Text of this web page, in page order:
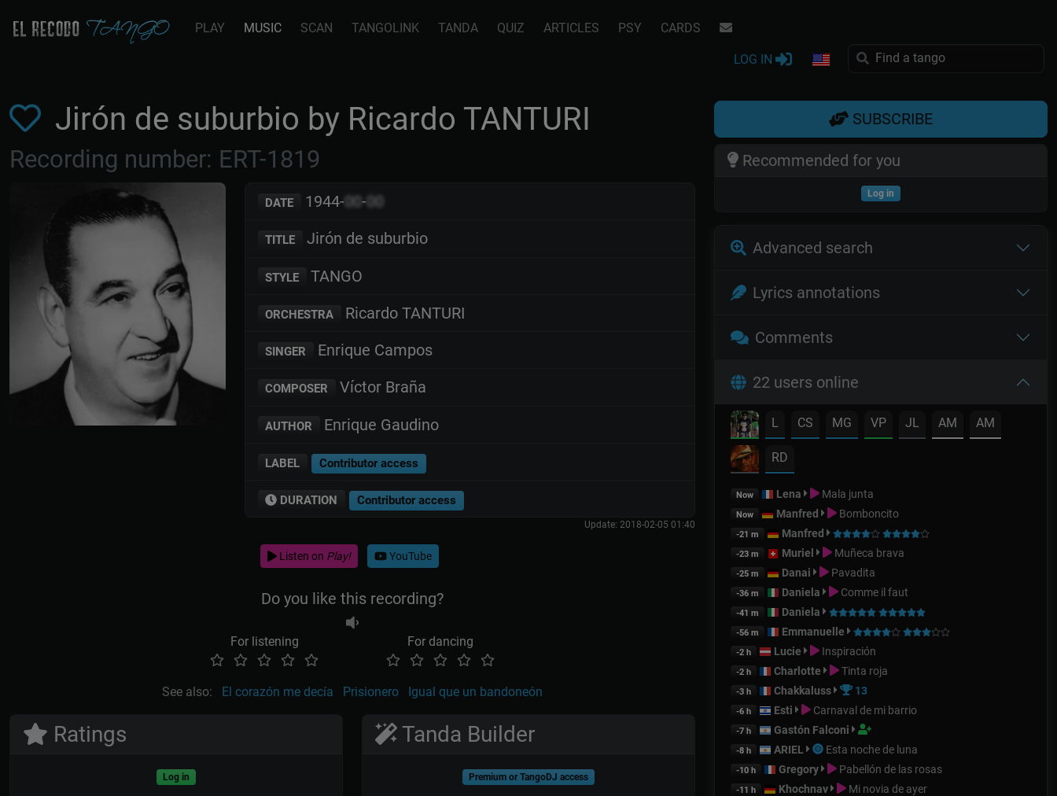
PLAY MUSIC SCAN TANGOLINK TANDA QUIZ ARTICLES PSY CARDS
LOG IN
Jirón de suburbio by Ricardo TANTURI
Recording number: ERT-1819
DATE 1944- 00- 00
TITLE Jirón de suburbio
STYLE TANGO
ORCHESTRA Ricardo TANTURI
SINGER Enrique Campos
COMPOSER Víctor Braña
AUTHOR Enrique Gaudino
LABEL Contributor access
DURATION Contributor access
Update: 2018-02-05 01:40
Listen on Play! YouTube
Do you like this recording?
For listening For dancing
See also: El corazón me decía Prisionero Igual que un bandoneón
Ratings
Log in
Tanda Builder
Premium or TangoDJ access
SUBSCRIBE
Recommended for you
Log in
Advanced search
Lyrics annotations
Comments
22 users online
L CS MG VP JL AM AM
RD
Now Lena Mala junta
Now Manfred Bomboncito
-21 m Manfred
-23 m Muriel Muñeca brava
-25 m Danai Pavadita
-36 m Daniela Comme il faut
-41 m Daniela
-56 m Emmanuelle
-2 h Lucie Inspiración
-2 h Charlotte Tinta roja
-3 h Chakkaluss 13
-6 h Esti Carnaval de mi barrio
-7 h Gastón Falconi
-8 h ARIEL Esta noche de luna
-10 h Gregory Pabellón de las rosas
-11 h Khochnav Mi novia de ayer